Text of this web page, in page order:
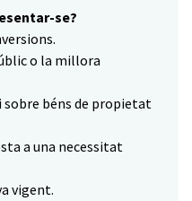
se?
o la millora
sobre béns de propietat
a una necessitat
vigent.